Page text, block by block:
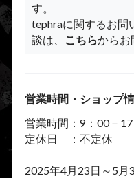
す。
tephraに関するお問
談は、 こちらからお
営業時間・ショップ
営業時間：9：00－
定休日 ：不定休
2025年4月23日～5月